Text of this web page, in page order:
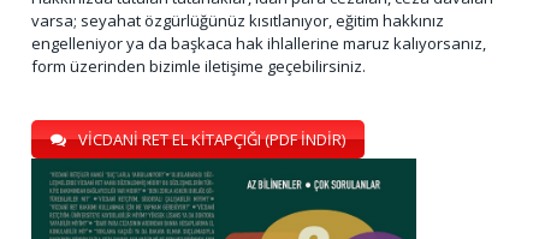
varsa; seyahat özgürlüğünüz kısıtlanıyor, eğitim hakkınız
engelleniyor ya da başkaca hak ihlallerine maruz kalıyorsanız,
form üzerinden bizimle iletişime geçebilirsiniz.
VİCDANİ RET EL KİTAPÇIĞI (PDF İNDİR)